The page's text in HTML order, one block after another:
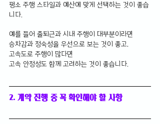
평소 주행 스타일과 예산에 맞게 선택하는 것이 좋습
니다.
예를 들어 출퇴근과 시내 주행이 대부분이라면
승차감과 정숙성을 우선으로 보는 것이 좋고,
고속도로 주행이 많다면
고속 안정성도 함께 고려하는 것이 좋습니다.
2. 계약 진행 중 꼭 확인해야 할 사항